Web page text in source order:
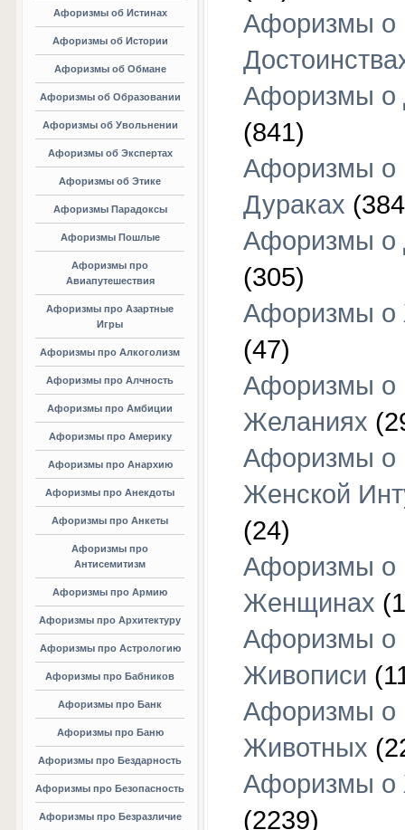
Афоризмы об Истинах
Афоризмы об Истории
Афоризмы об Обмане
Афоризмы об Образовании
Афоризмы об Увольнении
Афоризмы об Экспертах
Афоризмы об Этике
Афоризмы Парадоксы
Афоризмы Пошлые
Афоризмы про
Авиапутешествия
Афоризмы про Азартные
Игры
Афоризмы про Алкоголизм
Афоризмы про Алчность
Афоризмы про Амбиции
Афоризмы про Америку
Афоризмы про Анархию
Афоризмы про Анекдоты
Афоризмы про Анкеты
Афоризмы про
Антисемитизм
Афоризмы про Армию
Афоризмы про Архитектуру
Афоризмы про Астрологию
Афоризмы про Бабников
Афоризмы про Банк
Афоризмы про Баню
Афоризмы про Бездарность
Афоризмы про Безопасность
Афоризмы про Безразличие
Афоризмы о
Афоризмы о
(841)
Афоризмы о
Дураках
Афоризмы о
(305)
Афоризмы
(47)
Афоризмы о
Желаниях
Афоризмы о
Женской
(24)
Афоризмы о
Женщинах
Афоризмы о
Живописи
Афоризмы о
Животных
Афоризмы о
(2239)